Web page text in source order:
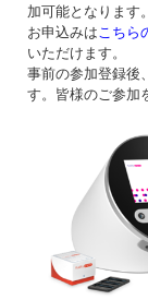
加可能となります。
お申込みはこちら
いただけます。
事前の参加登録後
す。皆様のご参加